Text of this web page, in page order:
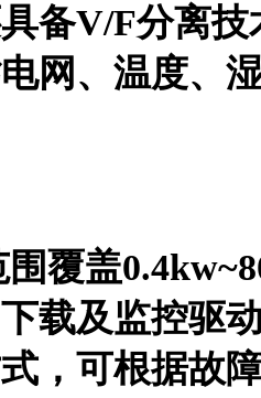
备V/F分离
网、温度、
覆盖
载及监控驱
，可根据故